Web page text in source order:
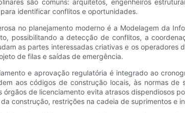
são comuns: arquitetos, engenheiros
identificar conflitos e oportunidades.
no planejamento moderno é a Modelagem da
possibilitando a detecção de conflitos, a
as partes interessadas criativas e os
de filas e saídas de emergência.
e aprovação regulatória é integrado ao
aos códigos de construção locais, às normas
órgãos de licenciamento evita atrasos dispendiosos
construção, restrições na cadeia de suprimentos